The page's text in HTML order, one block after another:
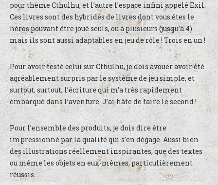
pour thème Cthulhu, et l’autre l’espace infini appelé Exil.
Ces livres sont des hybrides de livres dont vous êtes le
héros pouvant être joué seuls, ou à plusieurs (jusqu’à 4)
mais ils sont aussi adaptables en jeu de rôle ! Trois en un !
Pour avoir testé celui sur Cthulhu, je dois avouer avoir été
agréablement surpris par le système de jeu simple, et
surtout, surtout, l’écriture qui m’a très rapidement
embarqué dans l’aventure. J’ai hâte de faire le second !
Pour l’ensemble des produits, je dois dire être
impressionné par la qualité qui s’en dégage. Aussi bien
des illustrations réellement inspirantes, que des textes
ou même les objets en eux-mêmes, particulièrement
réussis.